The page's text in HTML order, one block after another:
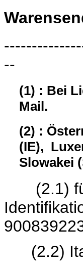
--
(1) : Bei
Mail.
(2) :
(IE),
Slowakei
(2.1) für
(2.2)